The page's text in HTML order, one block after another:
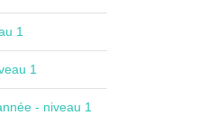
1
1
- niveau 1